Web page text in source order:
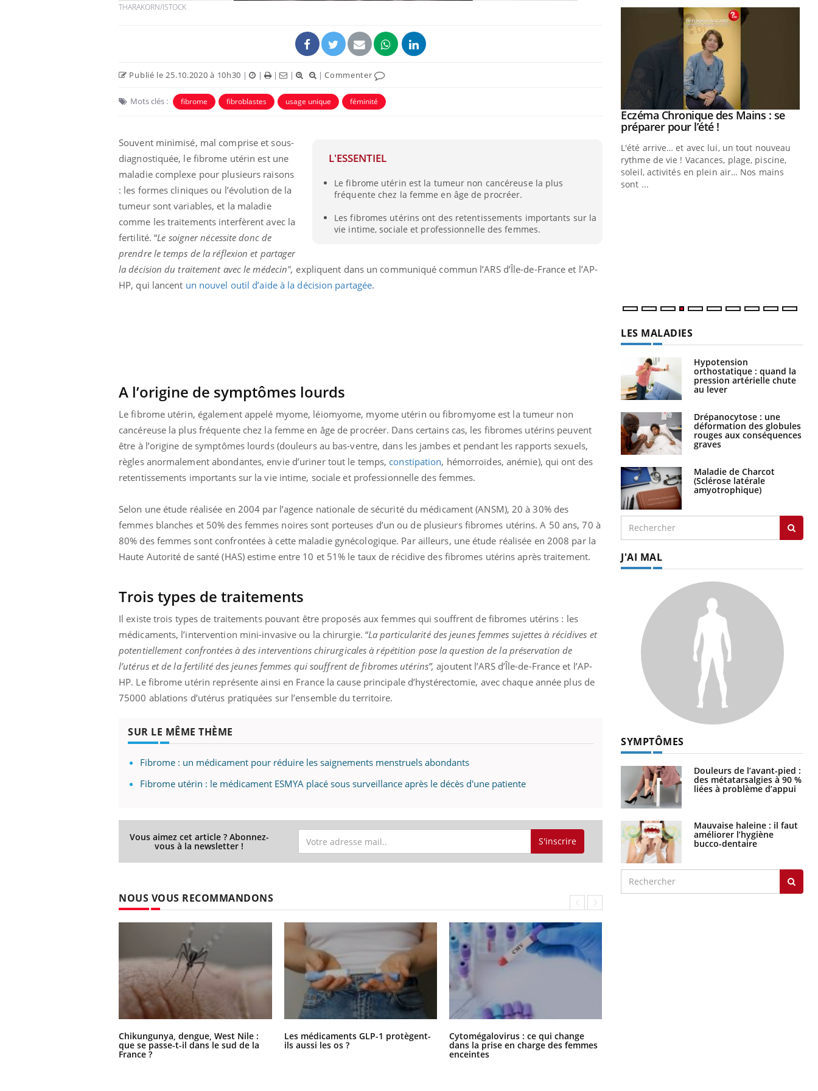
THARAKORN/ISTOCK
Publié le 25.10.2020 à 10h30 | | | | |Commenter
Mots clés : fibrome fibroblastes usage unique féminité
L'ESSENTIEL
Le fibrome utérin est la tumeur non cancéreuse la plus
fréquente chez la femme en âge de procréer.
Les fibromes utérins ont des retentissements importants sur la
vie intime, sociale et professionnelle des femmes.
Souvent minimisé, mal comprise et sous-
diagnostiquée, le fibrome utérin est une
maladie complexe pour plusieurs raisons
: les formes cliniques ou l’évolution de la
tumeur sont variables, et la maladie
comme les traitements interfèrent avec la
fertilité. “Le soigner nécessite donc de
prendre le temps de la réflexion et partager
la décision du traitement avec le médecin", expliquent dans un communiqué commun l’ARS d’Île-de-France et l’AP-
HP, qui lancent un nouvel outil d’aide à la décision partagée.
A l’origine de symptômes lourds
Le fibrome utérin, également appelé myome, léiomyome, myome utérin ou fibromyome est la tumeur non
cancéreuse la plus fréquente chez la femme en âge de procréer. Dans certains cas, les fibromes utérins peuvent
être à l’origine de symptômes lourds (douleurs au bas-ventre, dans les jambes et pendant les rapports sexuels,
règles anormalement abondantes, envie d’uriner tout le temps, constipation, hémorroïdes, anémie), qui ont des
retentissements importants sur la vie intime, sociale et professionnelle des femmes.
Selon une étude réalisée en 2004 par l’agence nationale de sécurité du médicament (ANSM), 20 à 30% des
femmes blanches et 50% des femmes noires sont porteuses d’un ou de plusieurs fibromes utérins. A 50 ans, 70 à
80% des femmes sont confrontées à cette maladie gynécologique. Par ailleurs, une étude réalisée en 2008 par la
Haute Autorité de santé (HAS) estime entre 10 et 51% le taux de récidive des fibromes utérins après traitement.
Trois types de traitements
Il existe trois types de traitements pouvant être proposés aux femmes qui souffrent de fibromes utérins : les
médicaments, l’intervention mini-invasive ou la chirurgie. “La particularité des jeunes femmes sujettes à récidives et
potentiellement confrontées à des interventions chirurgicales à répétition pose la question de la préservation de
l’utérus et de la fertilité des jeunes femmes qui souffrent de fibromes utérins”, ajoutent l’ARS d’Île-de-France et l’AP-
HP. Le fibrome utérin représente ainsi en France la cause principale d’hystérectomie, avec chaque année plus de
75000 ablations d’utérus pratiquées sur l’ensemble du territoire.
SUR LE MÊME THÈME
Fibrome : un médicament pour réduire les saignements menstruels abondants
Fibrome utérin : le médicament ESMYA placé sous surveillance après le décès d'une patiente
Vous aimez cet article ? Abonnez-
vous à la newsletter ! S'inscrire
NOUS VOUS RECOMMANDONS
Chikungunya, dengue, West Nile :
que se passe-t-il dans le sud de la
France ?
Les médicaments GLP-1 protègent-
ils aussi les os ?
Cytomégalovirus : ce qui change
dans la prise en charge des femmes
enceintes
Fatigue, irritabilité, brouillard mental ou
même alopécie… Les symptômes de la
carence en fer sont multiples ce qui la rend
En 2026, l'insuline dans le diabète de type 2
reste entourée d'idées reçues chez les
patients comme parfois chez les soignants.
Youtube
Eczéma Chronique des Mains : se
préparer pour l’été !Youtube
L'été arrive… et avec lui, un tout nouveau
rythme de vie ! Vacances, plage, piscine,
soleil, activités en plein air… Nos mains
sont ...
LES MALADIES
Hypotension
orthostatique : quand la
pression artérielle chute
au lever
Drépanocytose : une
déformation des globules
rouges aux conséquences
graves
Maladie de Charcot
(Sclérose latérale
amyotrophique)
J'AI MAL
SYMPTÔMES
Douleurs de l’avant-pied :
des métatarsalgies à 90 %
liées à problème d’appui
Mauvaise haleine : il faut
améliorer l’hygiène
bucco-dentaire